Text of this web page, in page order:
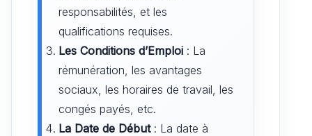
responsabilités, et les
qualifications requises.
Les Conditions d’Emploi : La
rémunération, les avantages
sociaux, les horaires de travail, les
congés payés, etc.
La Date de Début: La date à